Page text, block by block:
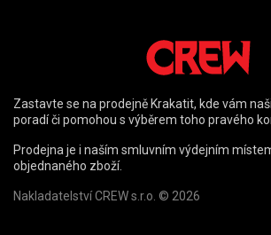
Zastavte se na prodejně Krakatit, kde vám
poradí či pomohou s výběrem toho pravého
Prodejna je i naším smluvním výdejním
objednaného zboží.
Nakladatelství CREW s.r.o. © 2026